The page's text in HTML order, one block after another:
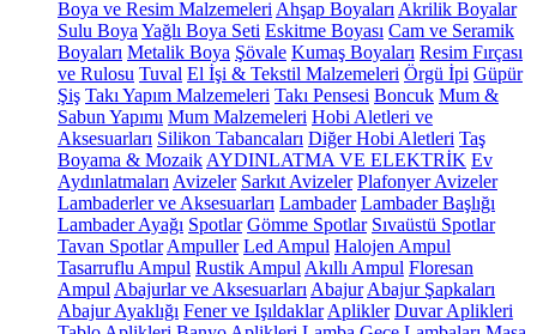
Boya ve Resim Malzemeleri Ahşap Boyaları Akrilik Boyalar
Sulu Boya Yağlı Boya Seti Eskitme Boyası Cam ve Seramik
Boyaları Metalik Boya Şövale Kumaş Boyaları Resim Fırçası
ve Rulosu Tuval El İşi & Tekstil Malzemeleri Örgü İpi Güpür
Şiş Takı Yapım Malzemeleri Takı Pensesi Boncuk Mum &
Sabun Yapımı Mum Malzemeleri Hobi Aletleri ve
Aksesuarları Silikon Tabancaları Diğer Hobi Aletleri Taş
Boyama & Mozaik AYDINLATMA VE ELEKTRİK Ev
Aydınlatmaları Avizeler Sarkıt Avizeler Plafonyer Avizeler
Lambaderler ve Aksesuarları Lambader Lambader Başlığı
Lambader Ayağı Spotlar Gömme Spotlar Sıvaüstü Spotlar
Tavan Spotlar Ampuller Led Ampul Halojen Ampul
Tasarruflu Ampul Rustik Ampul Akıllı Ampul Floresan
Ampul Abajurlar ve Aksesuarları Abajur Abajur Şapkaları
Abajur Ayaklığı Fener ve Işıldaklar Aplikler Duvar Aplikleri